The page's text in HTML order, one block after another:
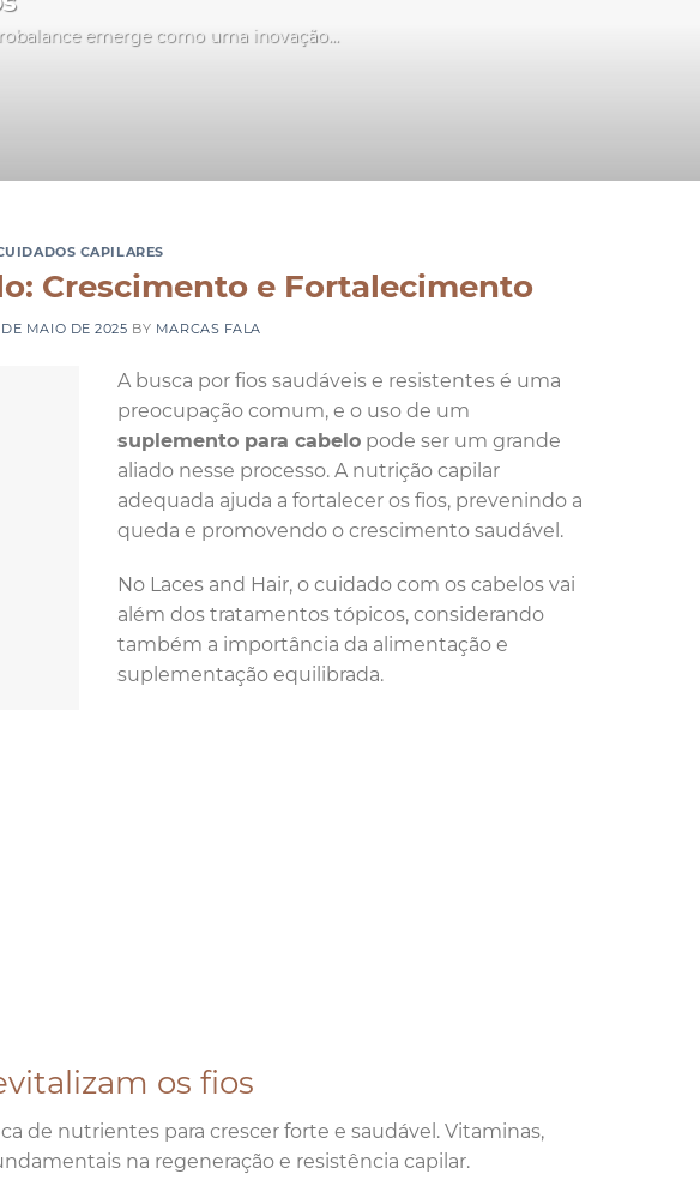
emerge como uma inovação...
CAPILARES
Crescimento e Fortalecimento
MAIO DE 2025 BY MARCAS FALA
A busca por fios saudáveis e resistentes é uma
preocupação comum, e o uso de um
suplemento para cabelo pode ser um grande
aliado nesse processo. A nutrição capilar
adequada ajuda a fortalecer os fios, prevenindo a
queda e promovendo o crescimento saudável.
No Laces and Hair, o cuidado com os cabelos vai
além dos tratamentos tópicos, considerando
também a importância da alimentação e
suplementação equilibrada.
os fios
de nutrientes para crescer forte e saudável. Vitaminas,
na regeneração e resistência capilar.